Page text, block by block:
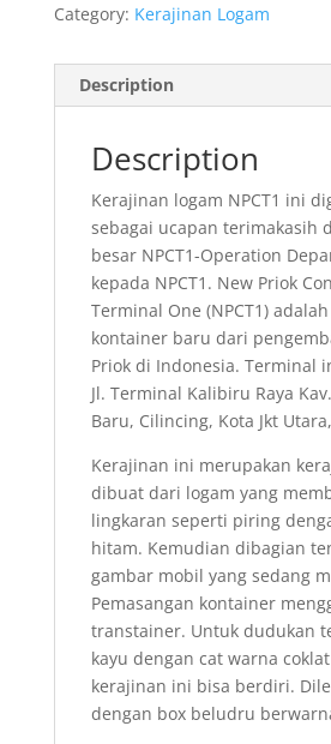
Category: Kerajinan Logam
Description
Description
Kerajinan logam NPCT1 ini
sebagai ucapan terimakasih
besar NPCT1-Operation
kepada NPCT1. New Priok
Terminal One (NPCT1)
kontainer baru dari
Priok di Indonesia. Terminal
Jl. Terminal Kalibiru Raya
Baru, Cilincing, Kota Jkt
Kerajinan ini merupakan
dibuat dari logam yang
lingkaran seperti piring
hitam. Kemudian dibagian
gambar mobil yang sedang
Pemasangan kontainer
transtainer. Untuk dudukan
kayu dengan cat warna
kerajinan ini bisa berdiri.
dengan box beludru